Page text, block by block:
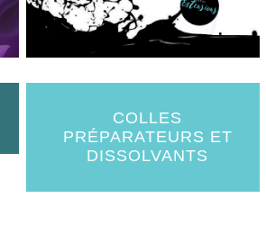
COLLES
PRÉPARATEURS ET
DISSOLVANTS